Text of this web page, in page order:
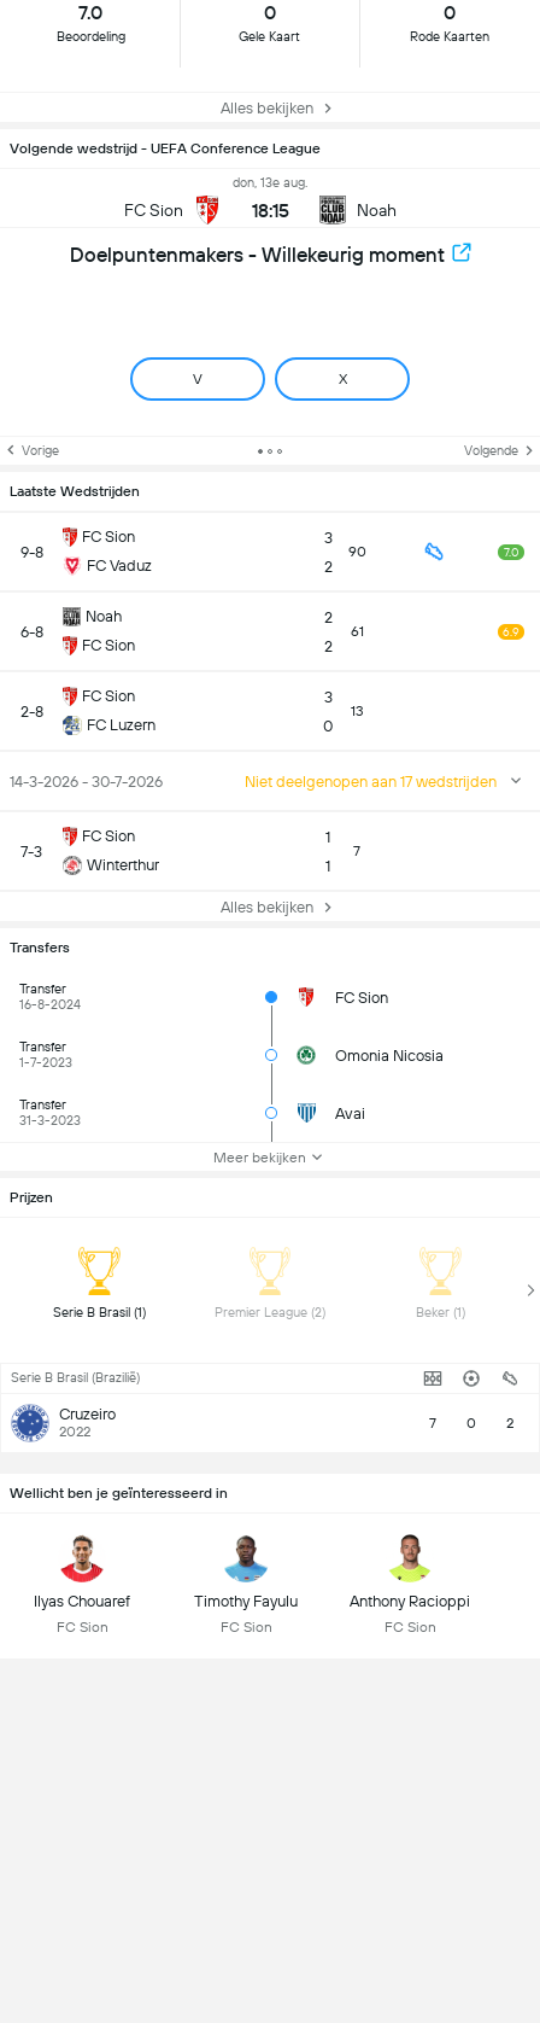
7.0
Beoordeling
0
Gele Kaart
0
Rode Kaarten
Alles bekijken
Volgende wedstrijd - UEFA Conference League
FC Sion
don, 13e aug.
18:15 Noah
Doelpuntenmakers - Willekeurig moment
V X
Vorige Volgende
Laatste Wedstrijden
9-8
FC Sion
FC Vaduz
3
2
90 7.0
6-8
Noah
FC Sion
2
2
61 6.9
2-8
FC Sion
FC Luzern
3
0
13
14-3-2026 - 30-7-2026 Niet deelgenopen aan 17 wedstrijden
7-3
FC Sion
Winterthur
1
1
7
Alles bekijken
Transfers
Transfer
16-8-2024
FC Sion
Transfer
1-7-2023
Omonia Nicosia
Transfer
31-3-2023
Avai
Meer bekijken
Prijzen
Serie B Brasil (1)
Serie B Brasil (Brazilië)
Cruzeiro
2022 7 0 2
Wellicht ben je geïnteresseerd in
Ilyas Chouaref
FC Sion
Timothy Fayulu
FC Sion
Anthony Racioppi
FC Sion